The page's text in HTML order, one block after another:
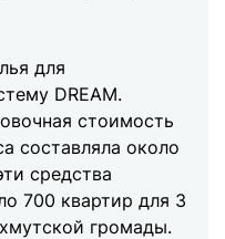
для
DREAM.
стоимость
составляла около
средства
700 квартир для 3
громады.